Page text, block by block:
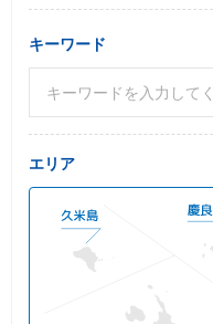
キーワード
エリア